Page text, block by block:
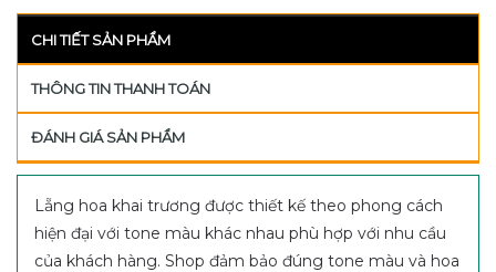
CHI TIẾT SẢN PHẨM
THÔNG TIN THANH TOÁN
ĐÁNH GIÁ SẢN PHẨM
Lẵng hoa khai trương được thiết kế theo phong cách
hiện đại với tone màu khác nhau phù hợp với nhu cầu
của khách hàng. Shop đảm bảo đúng tone màu và hoa